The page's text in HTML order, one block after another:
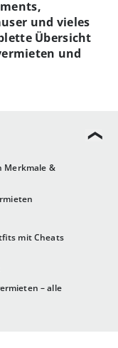
Merkmale &
mit Cheats
– alle
und vieles
Übersicht
und